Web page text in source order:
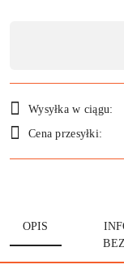
płatność
i
dostawa
Wysyłka w ciągu:
Cena przesyłki:
OPIS